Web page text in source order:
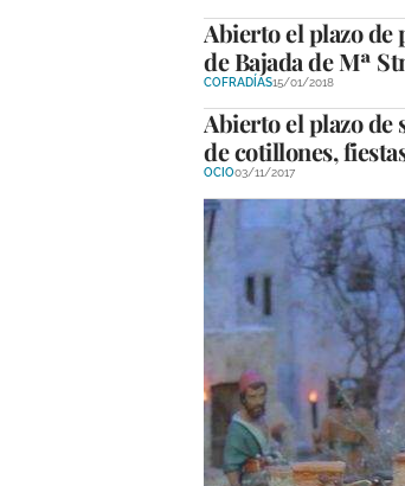
Abierto el plazo de
de Bajada de Mª
COFRADÍAS15/01/2018
Abierto el plazo
de cotillones,
OCIO03/11/2017